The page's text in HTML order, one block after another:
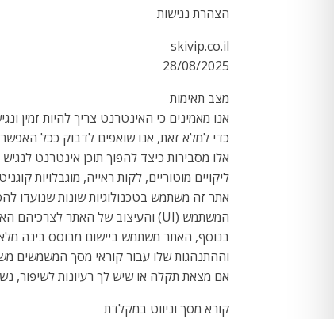
הצהרת נגישות
skivip.co.il
28/08/2025
מצב תאימות
אנו מאמינים כי האינטרנט צריך להיות זמין
אלו מסבירות כיצד להפוך תוכן אינטרנט
ליקויים מוטוריים, לקות ראייה, מוגבלויות
אתר זה משתמש בטכנולוגיות שונות שנועדו
המשתמש (UI) והעיצוב של האתר לצרכיהם האישיים.
וההתנהגות שלו עבור קוראי מסך המשמשים
אם מצאת תקלה או שיש לך רעיונות לשיפור,
קורא מסך וניווט במקלדת